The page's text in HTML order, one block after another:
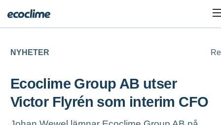
NYHETER
Ecoclime Group AB utser
Victor Flyrén som interim CFO